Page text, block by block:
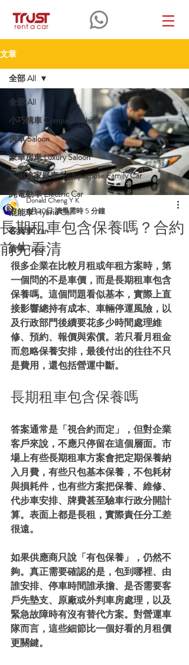
文章
全部 All
小巧轎車 Compact Vehicle
房車 Saloon
豪華房車 Luxury Saloon
多用途家庭車 Multipurpose Family Car
純電動車 Electric Car
混能車 Hybrid Car
客貨車 Van
貨車 Truck
全部 All
長期租車包含保養嗎？合約
前先看清
Donald Cheng Y K
6月30日 讀畢需時 5 分鐘
很多企業在比較月租或年租方案時，第
一個問的不是車價，而是長期租車包含
保養嗎。這個問題看似基本，實際上直
接影響總持有成本、車輛停運風險，以
及行政部門後續要花多少時間處理維
修、預約、報價與索償。若只看月租金
而忽略保養安排，最後付出的往往不只
是費用，還包括營運中斷。
長期租車包含保養嗎
答案通常是「視合約而定」，但對企業
客戶來說，不應只停留在這個層面。市
場上有些長期租車方案會把定期保養納
入月費，有些只包基本保養，不包耗材
與損耗件，也有些方案把保養、維修、
代步車安排、牌費甚至驗車行政分開計
算。表面上都是長租，實際責任分工差
很遠。
如果供應商只說「有包保養」，仍然不
夠。真正需要確認的是，包到哪裡、由
誰安排、停車時間誰承擔、是否需要客
戶先墊支、原廠或外判車房處理，以及
緊急故障時有沒有替代方案。對營運車
隊而言，這些細節比一個好看的月租價
更關鍵。